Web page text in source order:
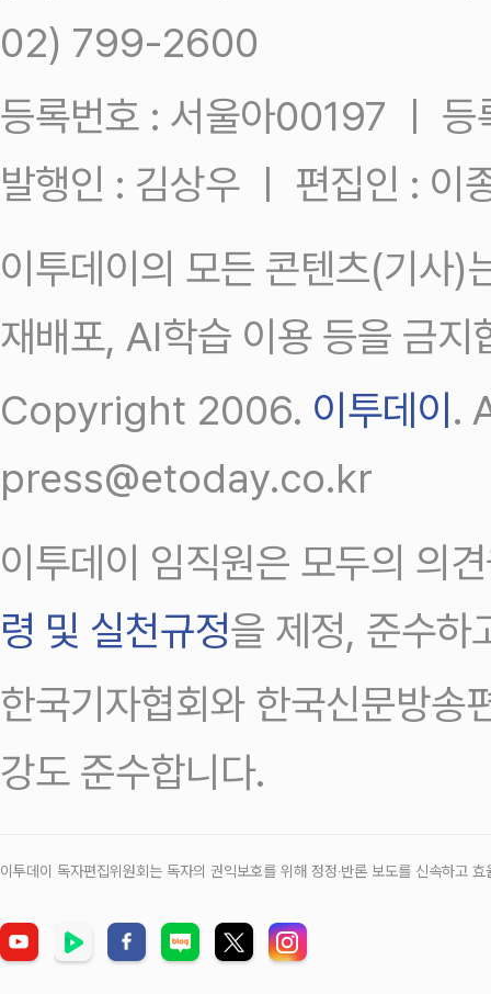
02) 799-2600
등록번호 : 서울아00197 ㅣ
발행인 : 김상우 ㅣ 편집인 : 이
이투데이의 모든 콘텐츠(기사)
재배포, AI학습 이용 등을 금지
Copyright 2006. 이투데이.
press@etoday.co.kr
이투데이 임직원은 모두의 의
령 및 실천규정을 제정, 준수하
한국기자협회와 한국신문방송
강도 준수합니다.
이투데이 독자편집위원회는 독자의 권익보호를 위해 정정‧반론 보도를 신속하고